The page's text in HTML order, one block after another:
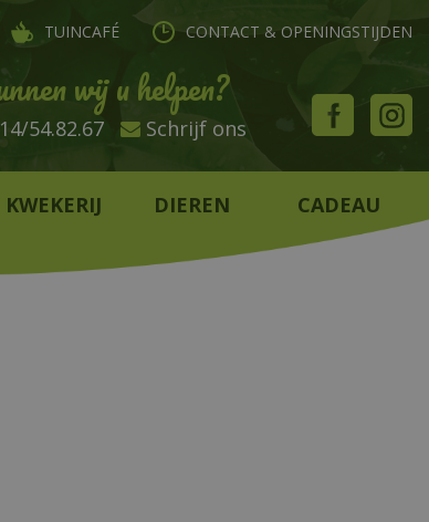
TUINCAFÉ CONTACT & OPENINGSTIJDEN
wij u helpen?
54.82.67 Schrijf ons
DIEREN CADEAU